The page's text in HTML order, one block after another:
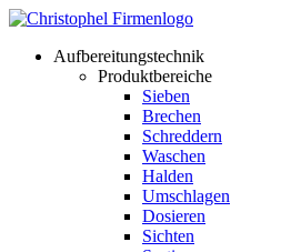
Aufbereitungstechnik
Produktbereiche
Sieben
Brechen
Schreddern
Waschen
Halden
Umschlagen
Dosieren
Sichten